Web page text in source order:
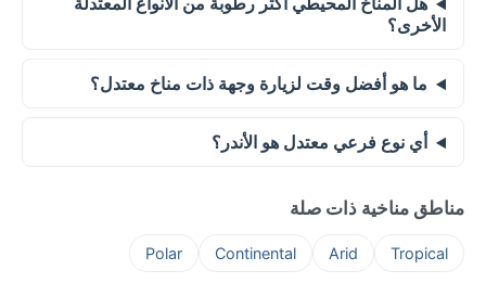
الأخرى؟
ما هو أفضل وقت لزيارة وجهة ذات مناخ معتدل؟
أي نوع فرعي معتدل هو الأندر؟
مناطق مناخية ذات صلة
Tropical
Arid
Continental
Polar